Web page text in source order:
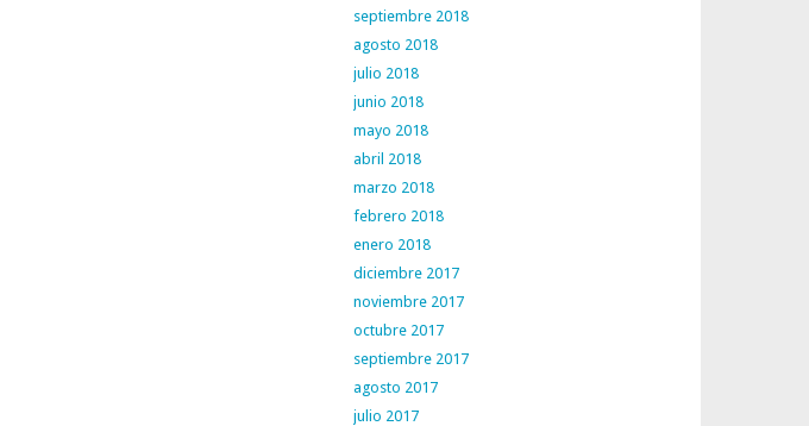
septiembre 2018
agosto 2018
julio 2018
junio 2018
mayo 2018
abril 2018
marzo 2018
febrero 2018
enero 2018
diciembre 2017
noviembre 2017
octubre 2017
septiembre 2017
agosto 2017
julio 2017